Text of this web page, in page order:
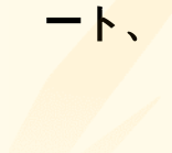
ート 、